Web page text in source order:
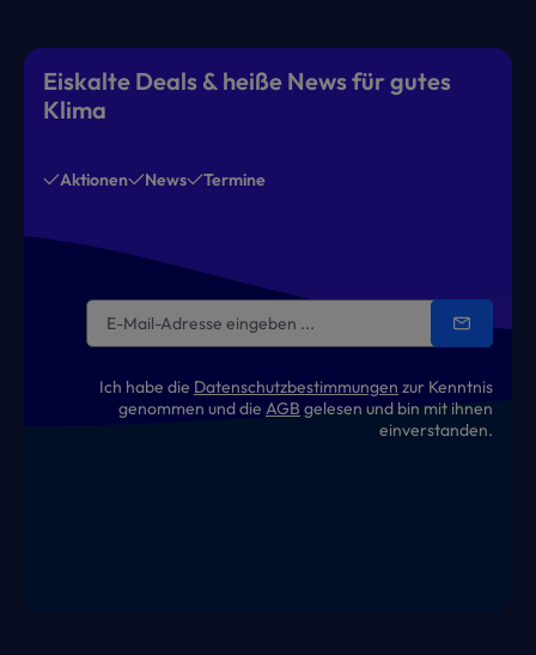
Eiskalte Deals & heiße News für gutes
Klima
Aktionen News Termine
Ich habe die Datenschutzbestimmungen zur Kenntnis
genommen und die AGB gelesen und bin mit ihnen
einverstanden.